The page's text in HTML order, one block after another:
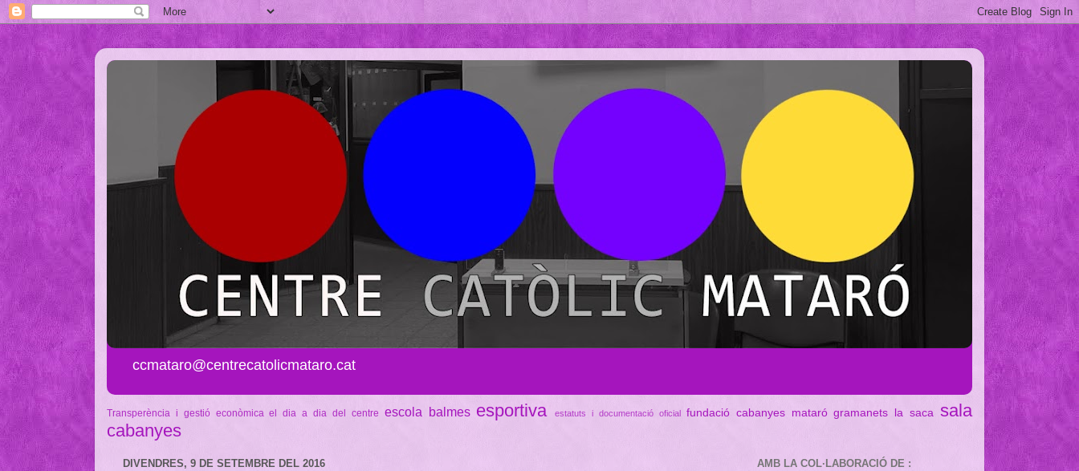
ccmataro@centrecatolicmataro.cat
Transperència i gestió econòmica el dia a dia del centre escola balmes esportiva estatuts i documentació oficial fundació cabanyes mataró gramanets la saca
sala
cabanyes
DIVENDRES, 9 DE SETEMBRE DEL 2016 AMB LA COL·LABORACIÓ DE :